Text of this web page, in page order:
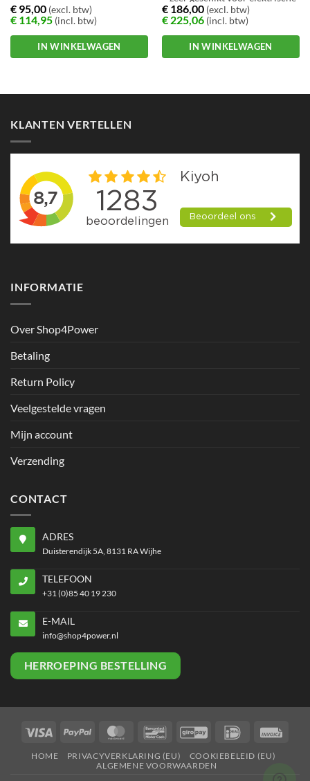
€95,00(excl. btw)
€114,95(incl. btw)
IN WINKELWAGEN
scootmobiel
€186,00(excl. btw)
€225,06(incl. btw)
IN WINKELWAGEN
KLANTEN VERTELLEN
INFORMATIE
Over Shop4Power
Betaling
Return Policy
Veelgestelde vragen
Mijn account
Verzending
CONTACT
ADRES
Duisterendijk 5A, 8131 RA Wijhe
TELEFOON
+31 (0)85 40 19 230
E-MAIL
info@shop4power.nl
HERROEPING BESTELLING
Visa PayPal MasterCardBancontactGiroPay IDeal
HOME PRIVACYVERKLARING (EU)
COOKIEBELEID (EU)
ALGEMENE VOORWAARDEN